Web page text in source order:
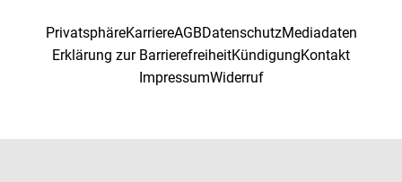
PrivatsphäreKarriereAGBDatenschutzMediadaten
Erklärung zur BarrierefreiheitKündigungKontakt
ImpressumWiderruf